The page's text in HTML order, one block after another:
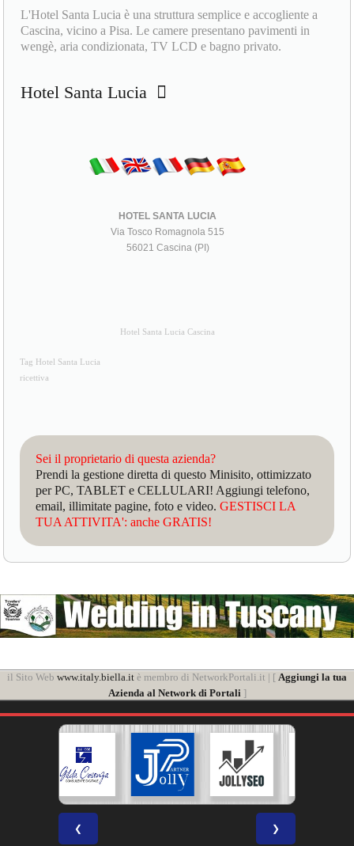
L'Hotel Santa Lucia è una struttura semplice e accogliente a
Cascina, vicino a Pisa. Le camere presentano pavimenti in
wengè, aria condizionata, TV LCD e bagno privato.
Hotel Santa Lucia
HOTEL SANTA LUCIA
Via Tosco Romagnola 515
56021 Cascina (PI)
Hotel Santa Lucia Cascina
Tag Hotel Santa Lucia
ricettiva
Sei il proprietario di questa azienda?
Prendi la gestione diretta di questo Minisito, ottimizzato
per PC, TABLET e CELLULARI! Aggiungi telefono,
email, illimitate pagine, foto e video.GESTISCI LA
TUA ATTIVITA': anche GRATIS!
il Sito Web www.italy.biella.it è membro di NetworkPortali.it | [ Aggiungi la tua
Azienda al Network di Portali]
❮ ❯